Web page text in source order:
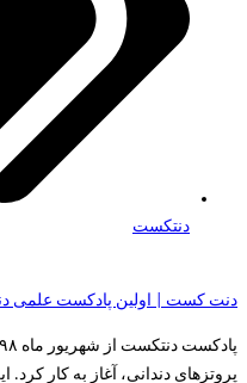
دنتکست
دنت کست | اولین پادکست علمی
پروتزهای دندانی، آغاز به کار